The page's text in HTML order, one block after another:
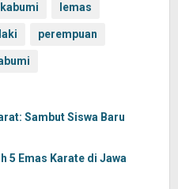
lemas
perempuan
Sambut Siswa Baru
5 Emas Karate di Jawa